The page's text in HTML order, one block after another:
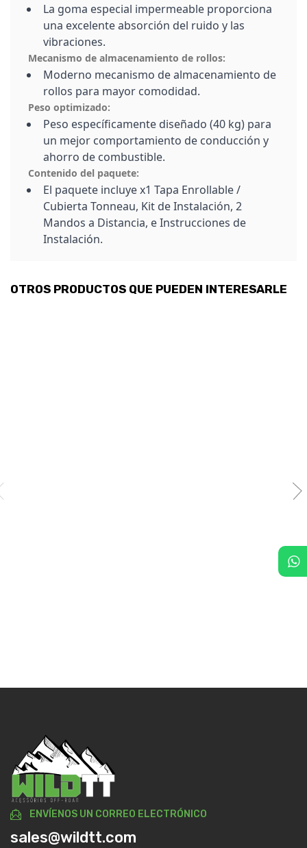
La goma especial impermeable proporciona
una excelente absorción del ruido y las
vibraciones.
Mecanismo de almacenamiento de rollos:
Moderno mecanismo de almacenamiento de
rollos para mayor comodidad.
Peso optimizado:
Peso específicamente diseñado (40 kg) para
un mejor comportamiento de conducción y
ahorro de combustible.
Contenido del paquete:
El paquete incluye x1 Tapa Enrollable /
Cubierta Tonneau, Kit de Instalación, 2
Mandos a Distancia, e Instrucciones de
Instalación.
OTROS PRODUCTOS QUE PUEDEN INTERESARLE
ENVÍENOS UN CORREO ELECTRÓNICO
sales@wildtt.com